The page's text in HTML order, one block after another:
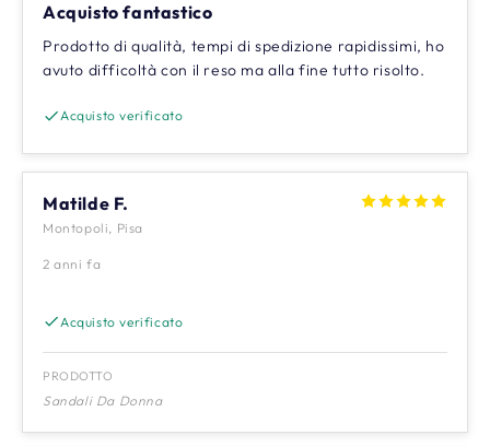
Acquisto fantastico
Prodotto di qualità, tempi di spedizione rapidissimi, ho
avuto difficoltà con il reso ma alla fine tutto risolto.
Acquisto verificato
Matilde F.
Montopoli, Pisa
2 anni fa
Acquisto verificato
PRODOTTO
Sandali Da Donna